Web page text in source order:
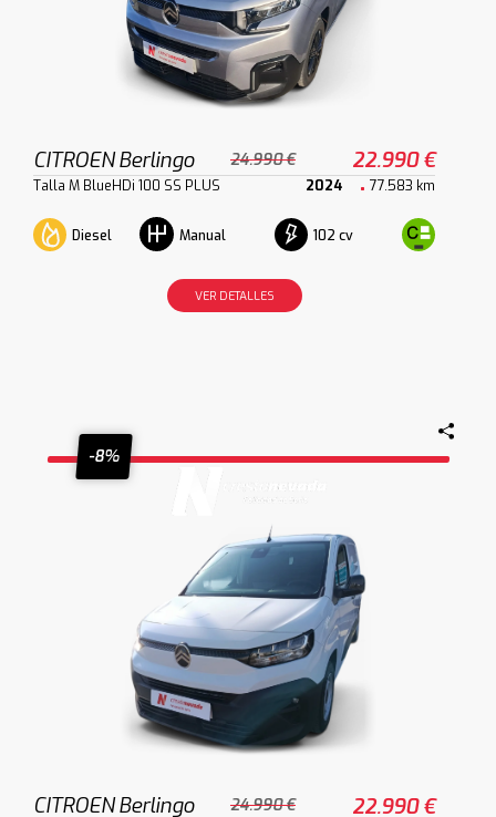
CITROEN Berlingo 24.990 € 22.990 €
Talla M BlueHDi 100 SS PLUS 2024 77.583 km
Diesel Manual 102 cv
VER DETALLES
-8%
CITROEN Berlingo 24.990 € 22.990 €